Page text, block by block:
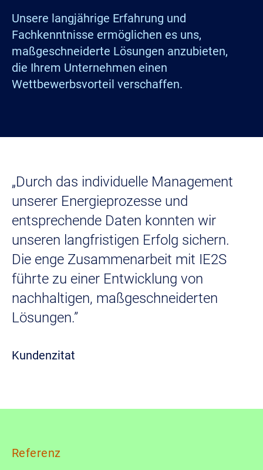
Unsere langjährige Erfahrung und
Fachkenntnisse ermöglichen es uns,
maßgeschneiderte Lösungen anzubieten,
die Ihrem Unternehmen einen
Wettbewerbsvorteil verschaffen.
„Durch das individuelle Management
unserer Energieprozesse und
entsprechende Daten konnten wir
unseren langfristigen Erfolg sichern.
Die enge Zusammenarbeit mit IE2S
führte zu einer Entwicklung von
nachhaltigen, maßgeschneiderten
Lösungen.”
Kundenzitat
Referenz